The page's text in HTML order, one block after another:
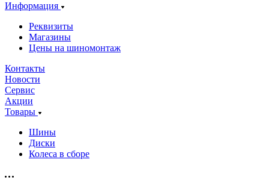
Информация
Реквизиты
Магазины
Цены на шиномонтаж
Контакты
Новости
Сервис
Акции
Товары
Шины
Диски
Колеса в сборе